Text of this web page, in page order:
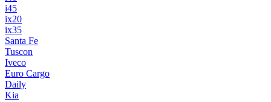
i45
ix20
ix35
Santa Fe
Tuscon
Iveco
Euro Cargo
Daily
Kia